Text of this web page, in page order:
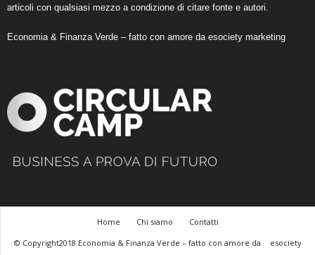
articoli con qualsiasi mezzo a condizione di citare fonte e autori.
Economia & Finanza Verde – fatto con amore da esociety marketing
Home Chi siamo
Contatti
© Copyright2018 Economia & Finanza Verde – fatto con amore da
esociety